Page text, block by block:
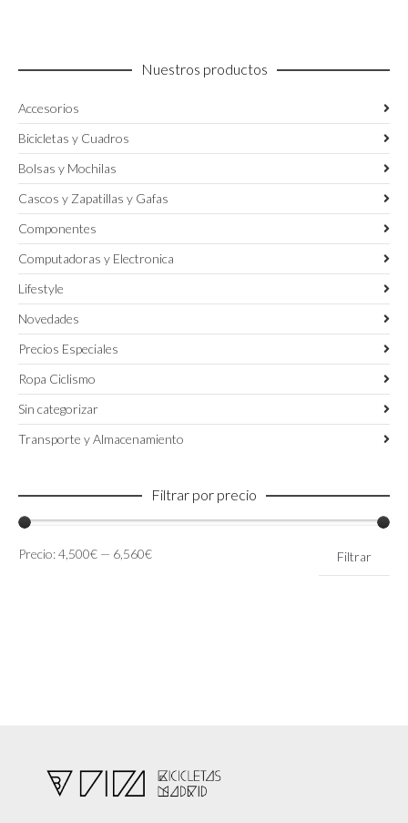
producto
hasta
Nuestros productos
Accesorios
Bicicletas y Cuadros
Bolsas y Mochilas
Cascos y Zapatillas y Gafas
Componentes
Computadoras y Electronica
Lifestyle
Novedades
Precios Especiales
Ropa Ciclismo
Sin categorizar
Transporte y Almacenamiento
Filtrar por precio
Precio
Precio
Filtrar
Precio:4,500€ — 6,560€